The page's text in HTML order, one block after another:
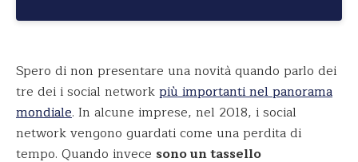
Spero di non presentare una novità quando parlo dei
tre dei i social networkpiù importanti nel panorama
mondiale. In alcune imprese, nel 2018, i social
network vengono guardati come una perdita di
tempo. Quando invece sono un tassello